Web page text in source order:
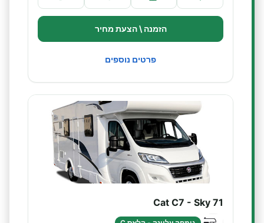
הזמנה \ הצעת מחיר
פרטים נוספים
Cat C7 - Sky 71